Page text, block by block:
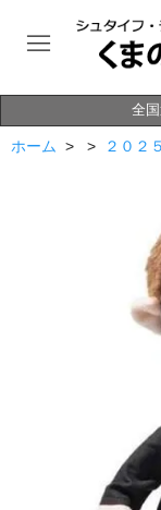
全
ホーム > > ２０２